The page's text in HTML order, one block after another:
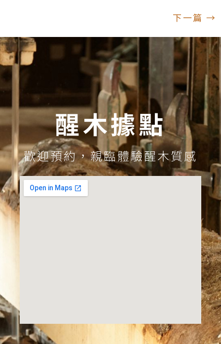
下一篇 →
醒木據點
歡迎預約，親臨體驗醒木質感